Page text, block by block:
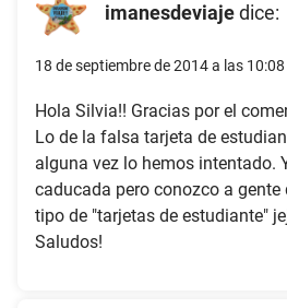
imanesdeviajedice:
18 de septiembre de 2014 a las 10:08
Hola Silvia!! Gracias por el
Lo de la falsa tarjeta de
alguna vez lo hemos intentado.
caducada pero conozco a
tipo de "tarjetas de estudiante"
Saludos!